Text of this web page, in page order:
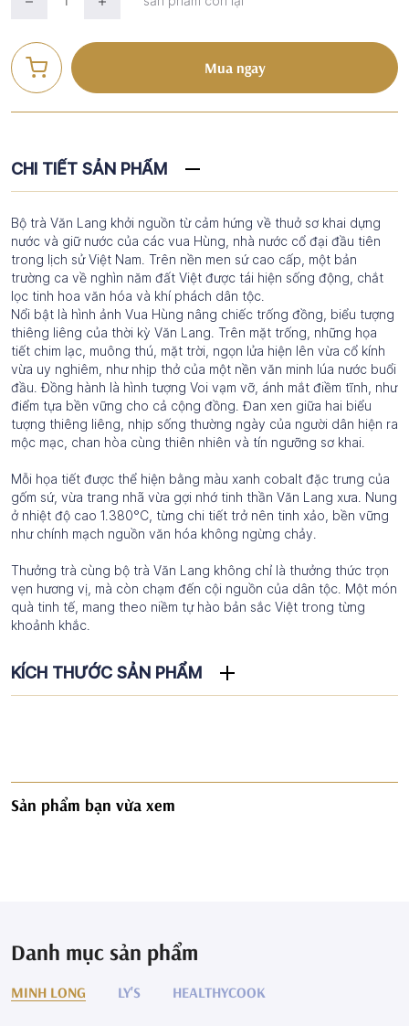
Mua ngay
CHI TIẾT SẢN PHẨM
Bộ trà Văn Lang khởi nguồn từ cảm hứng về thuở sơ khai dựng
nước và giữ nước của các vua Hùng, nhà nước cổ đại đầu tiên
trong lịch sử Việt Nam. Trên nền men sứ cao cấp, một bản
trường ca về nghìn năm đất Việt được tái hiện sống động, chắt
lọc tinh hoa văn hóa và khí phách dân tộc.
Nổi bật là hình ảnh Vua Hùng nâng chiếc trống đồng, biểu tượng
thiêng liêng của thời kỳ Văn Lang. Trên mặt trống, những họa
tiết chim lạc, muông thú, mặt trời, ngọn lửa hiện lên vừa cổ kính
vừa uy nghiêm, như nhịp thở của một nền văn minh lúa nước buổi
đầu. Đồng hành là hình tượng Voi vạm vỡ, ánh mắt điềm tĩnh, như
điểm tựa bền vững cho cả cộng đồng. Đan xen giữa hai biểu
tượng thiêng liêng, nhịp sống thường ngày của người dân hiện ra
mộc mạc, chan hòa cùng thiên nhiên và tín ngưỡng sơ khai.
Mỗi họa tiết được thể hiện bằng màu xanh cobalt đặc trưng của
gốm sứ, vừa trang nhã vừa gợi nhớ tinh thần Văn Lang xưa. Nung
ở nhiệt độ cao 1.380°C, từng chi tiết trở nên tinh xảo, bền vững
như chính mạch nguồn văn hóa không ngừng chảy.
Thưởng trà cùng bộ trà Văn Lang không chỉ là thưởng thức trọn
vẹn hương vị, mà còn chạm đến cội nguồn của dân tộc. Một món
quà tinh tế, mang theo niềm tự hào bản sắc Việt trong từng
khoảnh khắc.
KÍCH THƯỚC SẢN PHẨM
Sản phẩm bạn vừa xem
Danh mục sản phẩm
MINH LONG LY'S HEALTHYCOOK